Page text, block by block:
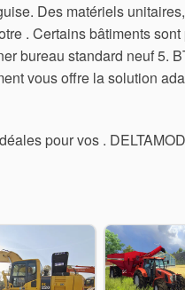
Des matériels
. Certains bâtiments
bureau standard neuf 5.
vous offre la solution
pour vos .